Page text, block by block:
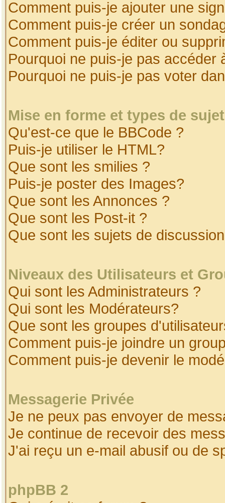
Comment puis-je ajouter une
Comment puis-je créer un
Comment puis-je éditer ou
Pourquoi ne puis-je pas accéder
Pourquoi ne puis-je pas voter
Mise en forme et types de
Qu'est-ce que le BBCode ?
Puis-je utiliser le HTML?
Que sont les smilies ?
Puis-je poster des Images?
Que sont les Annonces ?
Que sont les Post-it ?
Que sont les sujets de
Niveaux des Utilisateurs et
Qui sont les Administrateurs ?
Qui sont les Modérateurs?
Que sont les groupes
Comment puis-je joindre un
Comment puis-je devenir le
Messagerie Privée
Je ne peux pas envoyer de
Je continue de recevoir des
J'ai reçu un e-mail abusif ou de
phpBB 2